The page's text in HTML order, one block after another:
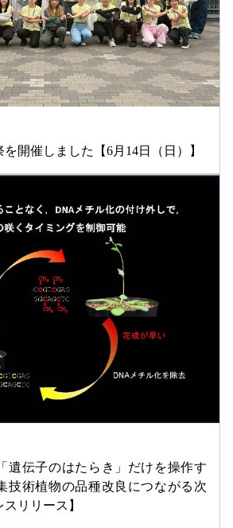
開催しました【6月14日（日）】
遺伝子のはたらき」だけを操作す
技術植物の品種改良につながる次
リリース】